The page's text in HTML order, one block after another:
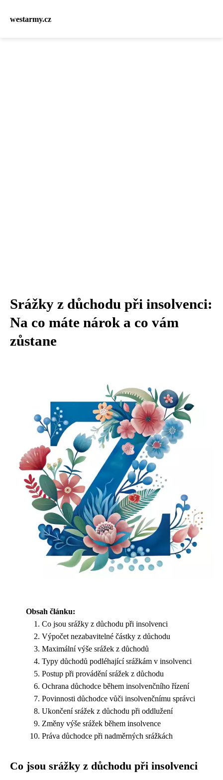
westarmy.cz
Srážky z důchodu při insolvenci:
Na co máte nárok a co vám
zůstane
Obsah článku:
Co jsou srážky z důchodu při insolvenci
Výpočet nezabavitelné částky z důchodu
Maximální výše srážek z důchodů
Typy důchodů podléhající srážkám v insolvenci
Postup při provádění srážek z důchodu
Ochrana důchodce během insolvenčního řízení
Povinnosti důchodce vůči insolvenčnímu správci
Ukončení srážek z důchodu při oddlužení
Změny výše srážek během insolvence
Práva důchodce při nadměrných srážkách
Co jsou srážky z důchodu při insolvenci